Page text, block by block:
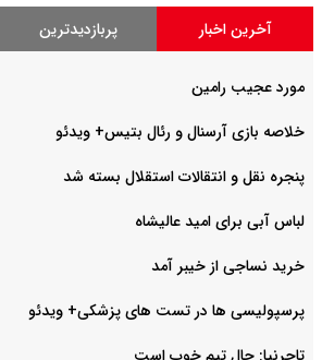
آخرین اخبار پربازدیدترین
مورد عجیب رامین
خلاصه بازی آرسنال و رئال بتیس+ ویدئو
پنجره نقل و انتقالات استقلال بسته شد
لباس آبی برای امید عالیشاه
خرید نساجی از خیبر آمد
پرسپولیسی ها در تست های پزشکی+ ویدئو